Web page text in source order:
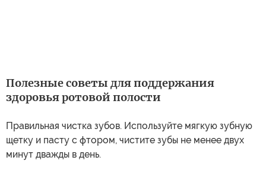
Полезные советы для поддержания
здоровья ротовой полости
Правильная чистка зубов. Используйте мягкую зубную
щетку и пасту с фтором, чистите зубы не менее двух
минут дважды в день.